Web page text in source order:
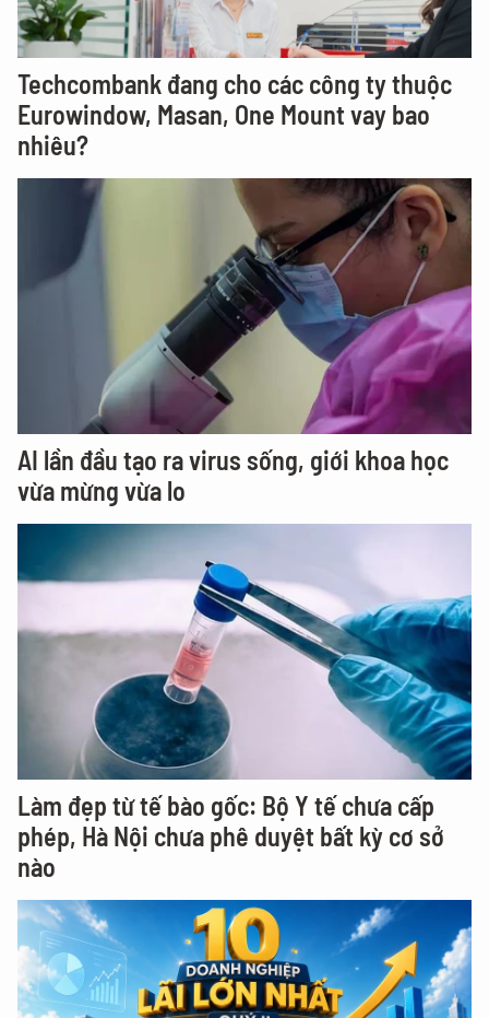
Techcombank đang cho các công ty thuộc
Eurowindow, Masan, One Mount vay bao
nhiêu?
AI lần đầu tạo ra virus sống, giới khoa học
vừa mừng vừa lo
Làm đẹp từ tế bào gốc: Bộ Y tế chưa cấp
phép, Hà Nội chưa phê duyệt bất kỳ cơ sở
nào